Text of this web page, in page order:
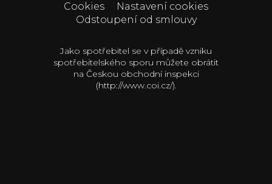
Cookies
Nastavení cookies
Odstoupení od smlouvy
Jako spotřebitel se v případě vzniku
spotřebitelského sporu můžete obrátit
na Českou obchodní inspekci
(http://www.coi.cz/).